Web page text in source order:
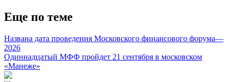
Еще по теме
Названа дата проведения Московского финансового форума—
2026
Одиннадцатый МФФ пройдет 21 сентября в московском
«Манеже»